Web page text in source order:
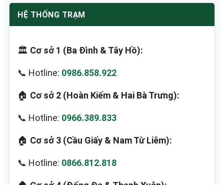
HỆ THỐNG TRẠM
🏛️ Cơ sở 1 (Ba Đình & Tây Hồ):
📞 Hotline: 0986.858.922
🏠 Cơ sở 2 (Hoàn Kiếm & Hai Bà Trưng):
📞 Hotline: 0966.389.833
🏠 Cơ sở 3 (Cầu Giấy & Nam Từ Liêm):
📞 Hotline: 0866.812.818